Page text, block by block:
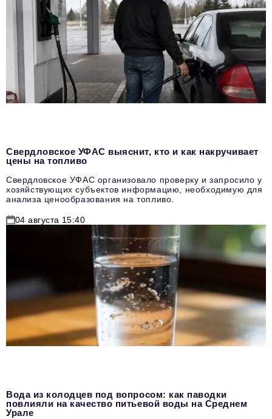
Свердловское УФАС выяснит, кто и как накручивает
цены на топливо
Свердловское УФАС организовало проверку и запросило у
хозяйствующих субъектов информацию, необходимую для
анализа ценообразования на топливо.
04 августа 15:40
Вода из колодцев под вопросом: как паводки
повлияли на качество питьевой воды на Среднем
Урале